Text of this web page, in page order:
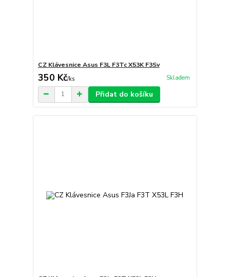
CZ Klávesnice Asus F3L F3Tc X53K F3Sv
350 Kč/ks Skladem
Přidat do košíku